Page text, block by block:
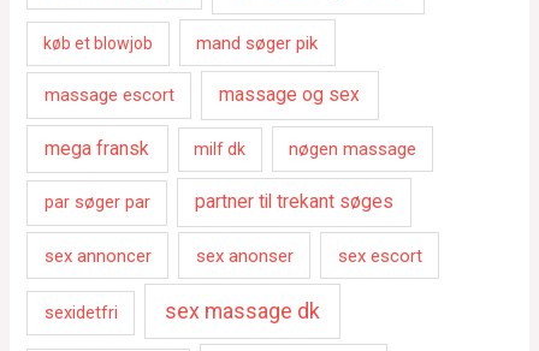
køb et blowjob mand søger pik
massage escort massage og sex
mega fransk milf dk nøgen massage
par søger par partner til trekant søges
sex annoncer sex anonser sex escort
sexidetfri sex massage dk